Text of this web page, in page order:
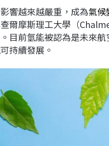
e
d
I
n
L
i
n
k
響越來越嚴重，成為氣候
爾摩斯理工大學（
目前氫能被認為是未來
持續發展。